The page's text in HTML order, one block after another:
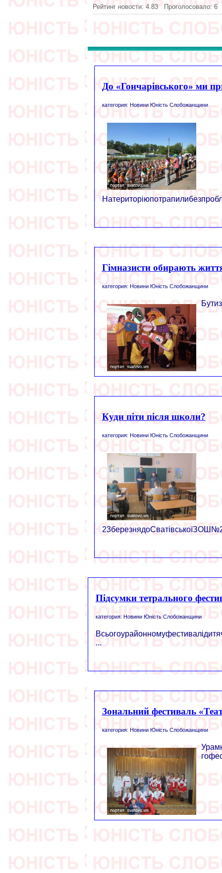
Рейтинг новости: 4.83 Проголосовало:6
До «Гончарівського» ми
категория: Новини Юність Слобожанщини
Гімназисти обирають
категория: Новини Юність Слобожанщини
Куди піти після школи?
категория: Новини Юність Слобожанщини
Підсумки тетрального
категория: Новини Юність Слобожанщини
...
Зональний фестиваль
категория: Новини Юність Слобожанщини